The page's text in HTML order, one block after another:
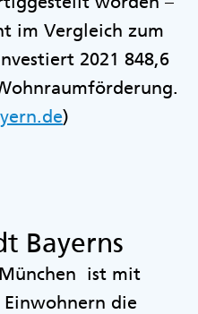
im Vergleich zum
2021 848,6
)
Bayerns
ist mit
die